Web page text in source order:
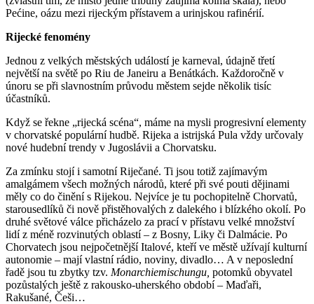
Pećine, oázu mezi rijeckým přístavem a urinj­skou rafinérií.
Rijecké fenomény
Jednou z velkých městských událostí je karneval, údajně třetí
největší na světě po Riu de Janeiru a Benátkách. Kaž­do­ročně v
únoru se při slavnostním prů­vodu městem sejde několik tisíc
účastníků.
Když se řekne „rijecká scéna“, máme na mysli progresivní elementy
v chorvat­ské populární hudbě. Rijeka a istrijská Pula vždy určovaly
nové hudební trendy v Ju­goslávii a Chorvatsku.
Za zmínku stojí i samotní Riječané. Ti jsou totiž zajímavým
amalgámem všech mož­ných národů, které při své pouti dějinami
měly co do činění s Rijekou. Nejvíce je tu pochopitelně Chorvatů,
starousedlíků či nově přistěhovalých z dalekého i blíz­kého okolí. Po
druhé světové válce při­chá­zelo za prací v přístavu velké množství
lidí z méně rozvinutých oblastí – z Bosny, Liky či Dalmácie. Po
Chorvatech jsou nej­početnější Italové, kteří ve městě užívají kulturní
autonomie – mají vlastní rádio, noviny, divadlo… A v ne­po­s­lední
řadě jsou tu zbytky tzv. Monarchie­mischungu, potomků obyvatel
pozůs­t­a­lých ještě z rakousko-uherského období – Maďaři,
Rakušané, Češi…